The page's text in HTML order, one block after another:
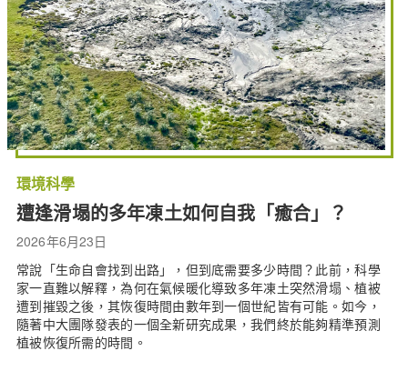
環境科學
遭逢滑塌的多年凍土如何自我「癒合」？
2026年6月23日
常說「生命自會找到出路」，但到底需要多少時間？此前，科學
家一直難以解釋，為何在氣候暖化導致多年凍土突然滑塌、植被
遭到摧毀之後，其恢復時間由數年到一個世紀皆有可能。如今，
隨著中大團隊發表的一個全新研究成果，我們終於能夠精準預測
植被恢復所需的時間。